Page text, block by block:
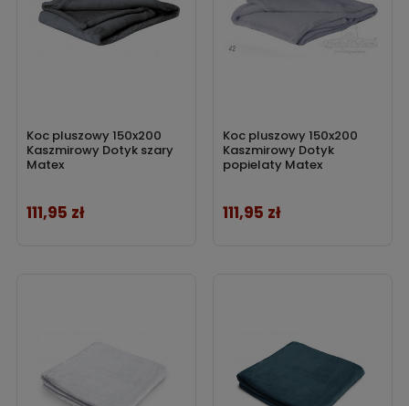
Koc pluszowy 150x200
Kaszmirowy Dotyk szary
Matex
Cena
111,95 zł
Koc pluszowy 150x200
Kaszmirowy Dotyk
popielaty Matex
Cena
111,95 zł